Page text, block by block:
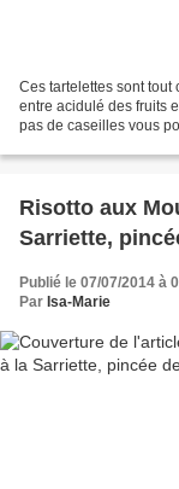
Ces tartelettes sont tout
entre acidulé des fruits
pas de caseilles vous
Risotto aux
Sarriette,
Publié le 07/07/2014 à
Par Isa-Marie